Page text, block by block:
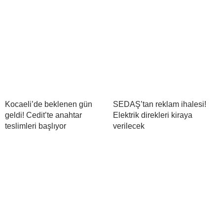
Kocaeli’de beklenen gün
geldi! Cedit’te anahtar
teslimleri başlıyor
SEDAŞ’tan reklam ihalesi!
Elektrik direkleri kiraya
verilecek